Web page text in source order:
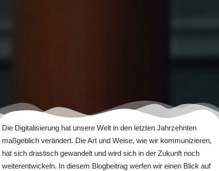
Die Digitalisierung hat unsere Welt in den letzten Jahrzehnten
maßgeblich verändert. Die Art und Weise, wie wir kommunizieren,
hat sich drastisch gewandelt und wird sich in der Zukunft noch
weiterentwickeln. In diesem Blogbeitrag werfen wir einen Blick auf